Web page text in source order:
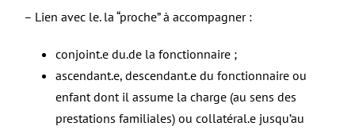
– Lien avec le. la “proche” à accompagner :
conjoint.e du.de la fonctionnaire ;
ascendant.e, descendant.e du fonctionnaire ou
enfant dont il assume la charge (au sens des
prestations familiales) ou collatéral.e jusqu’au